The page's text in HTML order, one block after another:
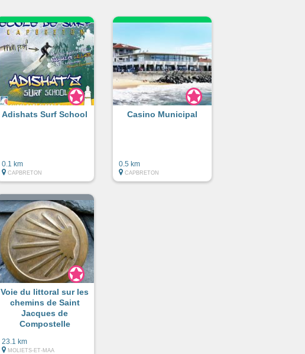
Adishats Surf School
0.1 km
CAPBRETON
Casino Municipal
0.5 km
CAPBRETON
Voie du littoral sur les
chemins de Saint
Jacques de
Compostelle
23.1 km
MOLIETS-ET-MAA